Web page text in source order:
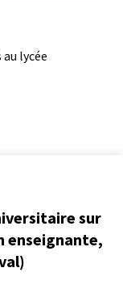
lycée
sur
enseignante,